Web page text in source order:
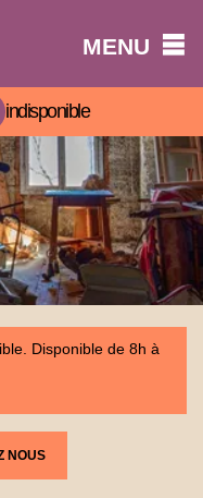
MENU
indisponible
Disponible de 8h à
NOUS